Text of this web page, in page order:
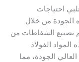
من خلال
الشفاطات من
الفولاذ
الجودة، مما